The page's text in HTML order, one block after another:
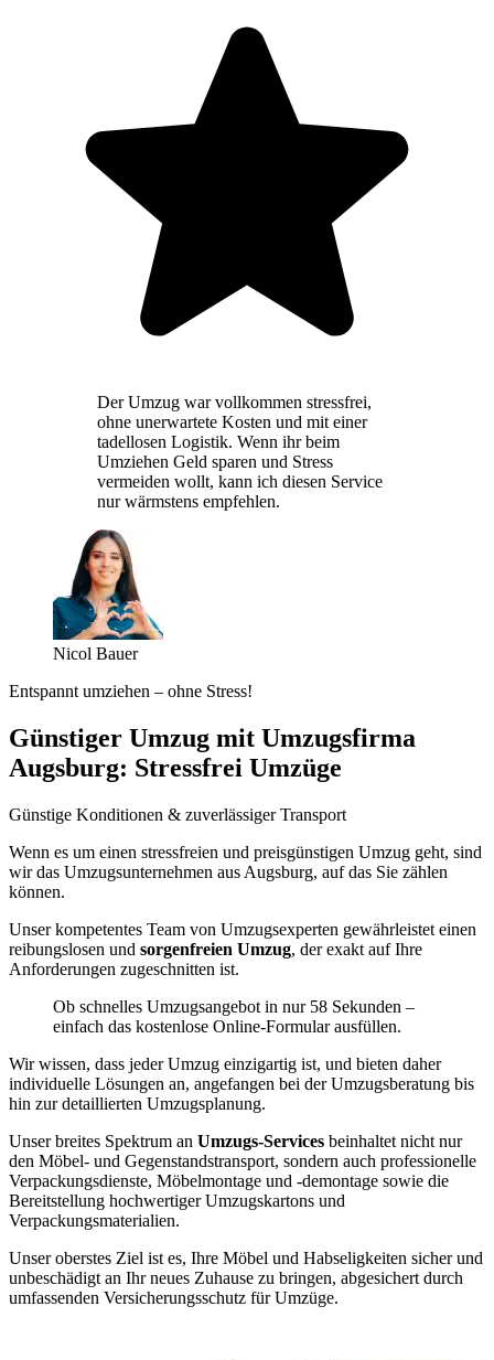
Der Umzug war vollkommen stressfrei,
ohne unerwartete Kosten und mit einer
tadellosen Logistik. Wenn ihr beim
Umziehen Geld sparen und Stress
vermeiden wollt, kann ich diesen Service
nur wärmstens empfehlen.
Nicol Bauer
Entspannt umziehen – ohne Stress!
Günstiger Umzug mit Umzugsfirma
Augsburg: Stressfrei Umzüge
Günstige Konditionen & zuverlässiger Transport
Wenn es um einen stressfreien und preisgünstigen Umzug geht, sind
wir das Umzugsunternehmen aus Augsburg, auf das Sie zählen
können.
Unser kompetentes Team von Umzugsexperten gewährleistet einen
reibungslosen und sorgenfreien Umzug, der exakt auf Ihre
Anforderungen zugeschnitten ist.
Ob schnelles Umzugsangebot in nur 58 Sekunden –
einfach das kostenlose Online-Formular ausfüllen.
Wir wissen, dass jeder Umzug einzigartig ist, und bieten daher
individuelle Lösungen an, angefangen bei der Umzugsberatung bis
hin zur detaillierten Umzugsplanung.
Unser breites Spektrum an Umzugs-Services beinhaltet nicht nur
den Möbel- und Gegenstandstransport, sondern auch professionelle
Verpackungsdienste, Möbelmontage und -demontage sowie die
Bereitstellung hochwertiger Umzugskartons und
Verpackungsmaterialien.
Unser oberstes Ziel ist es, Ihre Möbel und Habseligkeiten sicher und
unbeschädigt an Ihr neues Zuhause zu bringen, abgesichert durch
umfassenden Versicherungsschutz für Umzüge.